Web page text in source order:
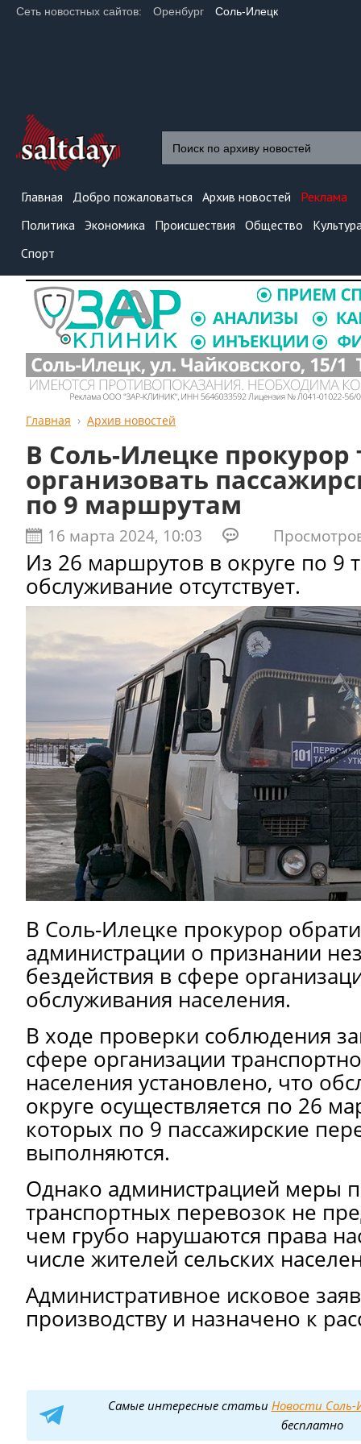
Сеть новостных сайтов: Оренбург Соль-Илецк
Главная Добро пожаловаться Архив новостей
Реклама
Политика Экономика Происшествия Общество
Спорт
Главная Архив новостей
В Соль-Илецке прокурор
организовать
по 9 маршрутам
16 марта 2024, 10:03
Из 26 маршрутов в округе по 9
обслуживание отсутствует.
В Соль-Илецке прокурор
администрации о признании
бездействия в сфере
обслуживания населения.
В ходе проверки соблюдения
сфере организации
населения установлено, что
округе осуществляется по 26
которых по 9 пассажирские
выполняются.
Однако администрацией меры
транспортных перевозок не
чем грубо нарушаются права
числе жителей сельских
Административное исковое
производству и назначено к
Самые интересные статьи Новости Соль-
бесплатно